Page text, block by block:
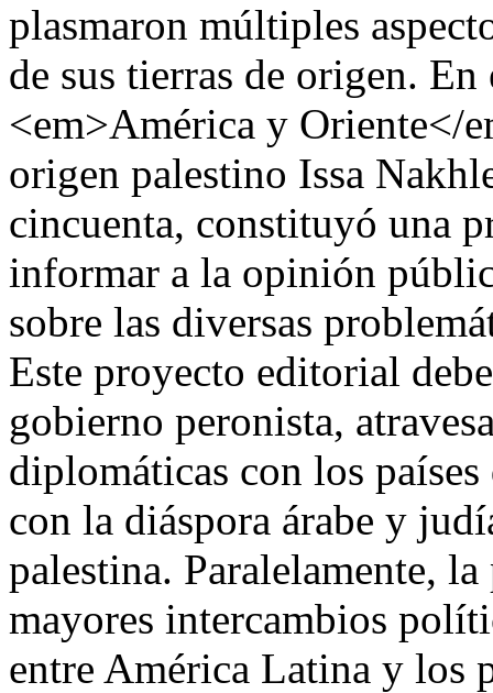
plasmaron múltiples
de sus tierras de origen.
<em>América y Oriente</
origen palestino Issa
cincuenta, constituyó una
informar a la opinión
sobre las diversas
Este proyecto editorial
gobierno peronista,
diplomáticas con los
con la diáspora árabe y
palestina. Paralelamente,
mayores intercambios
entre América Latina y los